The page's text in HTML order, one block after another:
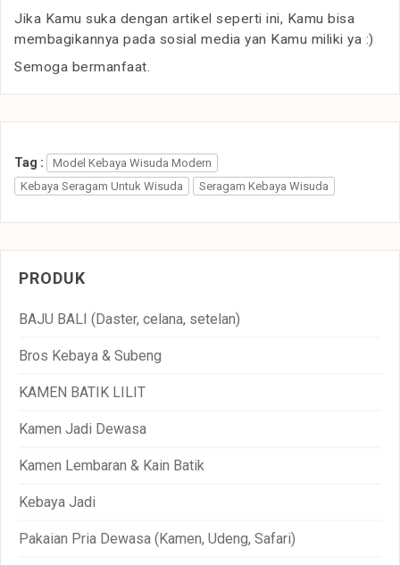
Jika Kamu suka dengan artikel seperti ini, Kamu bisa
membagikannya pada sosial media yan Kamu miliki ya :)
Semoga bermanfaat.
Tag :
Model Kebaya Wisuda Modern
Kebaya Seragam Untuk Wisuda
Seragam Kebaya Wisuda
PRODUK
BAJU BALI (Daster, celana, setelan)
Bros Kebaya & Subeng
KAMEN BATIK LILIT
Kamen Jadi Dewasa
Kamen Lembaran & Kain Batik
Kebaya Jadi
Pakaian Pria Dewasa (Kamen, Udeng, Safari)